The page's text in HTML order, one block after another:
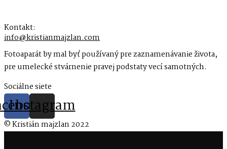
Kontakt:
info@kristianmajzlan.com
Fotoaparát by mal byť používaný pre zaznamenávanie života,
pre umelecké stvárnenie pravej podstaty vecí samotných.
Sociálne siete
Instagram
© Kristián majzlan 2022